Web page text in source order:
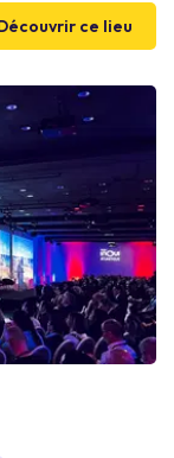
sa polyvalence.
intégrée et
ce lieu